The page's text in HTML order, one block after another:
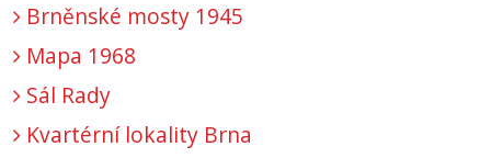
Brněnské mosty 1945
Mapa 1968
Sál Rady
Kvartérní lokality Brna